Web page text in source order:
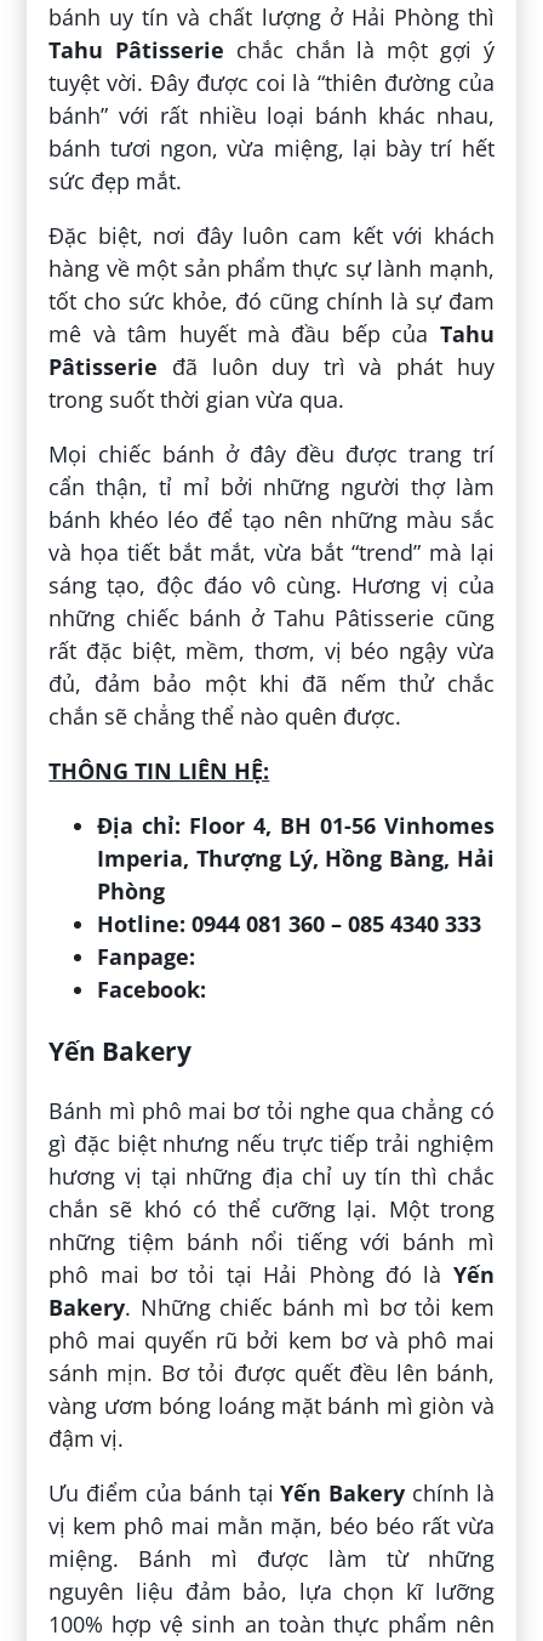
bánh uy tín và chất lượng ở Hải Phòng thì
Tahu Pâtisserie chắc chắn là một gợi ý
tuyệt vời. Đây được coi là “thiên đường của
bánh” với rất nhiều loại bánh khác nhau,
bánh tươi ngon, vừa miệng, lại bày trí hết
sức đẹp mắt.
Đặc biệt, nơi đây luôn cam kết với khách
hàng về một sản phẩm thực sự lành mạnh,
tốt cho sức khỏe, đó cũng chính là sự đam
mê và tâm huyết mà đầu bếp của Tahu
Pâtisserie đã luôn duy trì và phát huy
trong suốt thời gian vừa qua.
Mọi chiếc bánh ở đây đều được trang trí
cẩn thận, tỉ mỉ bởi những người thợ làm
bánh khéo léo để tạo nên những màu sắc
và họa tiết bắt mắt, vừa bắt “trend” mà lại
sáng tạo, độc đáo vô cùng. Hương vị của
những chiếc bánh ở Tahu Pâtisserie cũng
rất đặc biệt, mềm, thơm, vị béo ngậy vừa
đủ, đảm bảo một khi đã nếm thử chắc
chắn sẽ chẳng thể nào quên được.
THÔNG TIN LIÊN HỆ:
Địa chỉ: Floor 4, BH 01-56 Vinhomes
Imperia, Thượng Lý, Hồng Bàng, Hải
Phòng
Hotline: 0944 081 360 – 085 4340 333
Fanpage:
Facebook:
Yến Bakery
Bánh mì phô mai bơ tỏi nghe qua chẳng có
gì đặc biệt nhưng nếu trực tiếp trải nghiệm
hương vị tại những địa chỉ uy tín thì chắc
chắn sẽ khó có thể cưỡng lại. Một trong
những tiệm bánh nổi tiếng với bánh mì
phô mai bơ tỏi tại Hải Phòng đó là Yến
Bakery. Những chiếc bánh mì bơ tỏi kem
phô mai quyến rũ bởi kem bơ và phô mai
sánh mịn. Bơ tỏi được quết đều lên bánh,
vàng ươm bóng loáng mặt bánh mì giòn và
đậm vị.
Ưu điểm của bánh tạiYến Bakery chính là
vị kem phô mai mằn mặn, béo béo rất vừa
miệng. Bánh mì được làm từ những
nguyên liệu đảm bảo, lựa chọn kĩ lưỡng
100% hợp vệ sinh an toàn thực phẩm nên